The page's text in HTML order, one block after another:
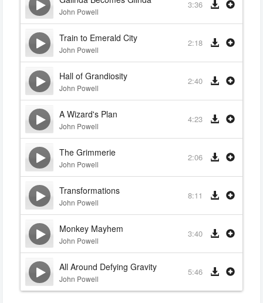
John Powell
3:36
Train to Emerald City
John Powell
2:18
Hall of Grandiosity
John Powell
2:40
A Wizard's Plan
John Powell
4:23
The Grimmerie
John Powell
2:06
Transformations
John Powell
8:11
Monkey Mayhem
John Powell
3:40
All Around Defying Gravity
John Powell
5:46